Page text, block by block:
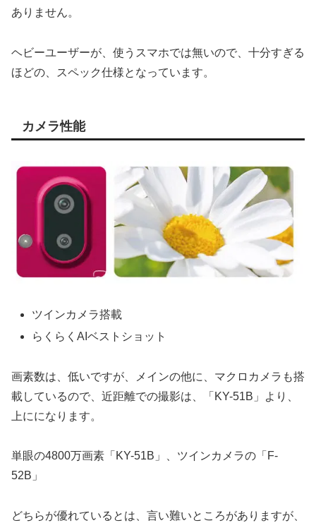
ありません。
ヘビーユーザーが、使うスマホでは無いので、十分すぎる
ほどの、スペック仕様となっています。
カメラ性能
ツインカメラ搭載
らくらくAIベストショット
画素数は、低いですが、メインの他に、マクロカメラも搭
載しているので、近距離での撮影は、「KY-51B」より、
上にになります。
単眼の4800万画素「KY-51B」、ツインカメラの「F-
52B」
どちらが優れているとは、言い難いところがありますが、